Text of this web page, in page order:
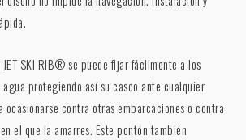
SKI RIB® se puede fijar fácilmente a los
protegiendo así su casco ante cualquier
ocasionarse contra otras embarcaciones o contra
el que la amarres. Este pontón también